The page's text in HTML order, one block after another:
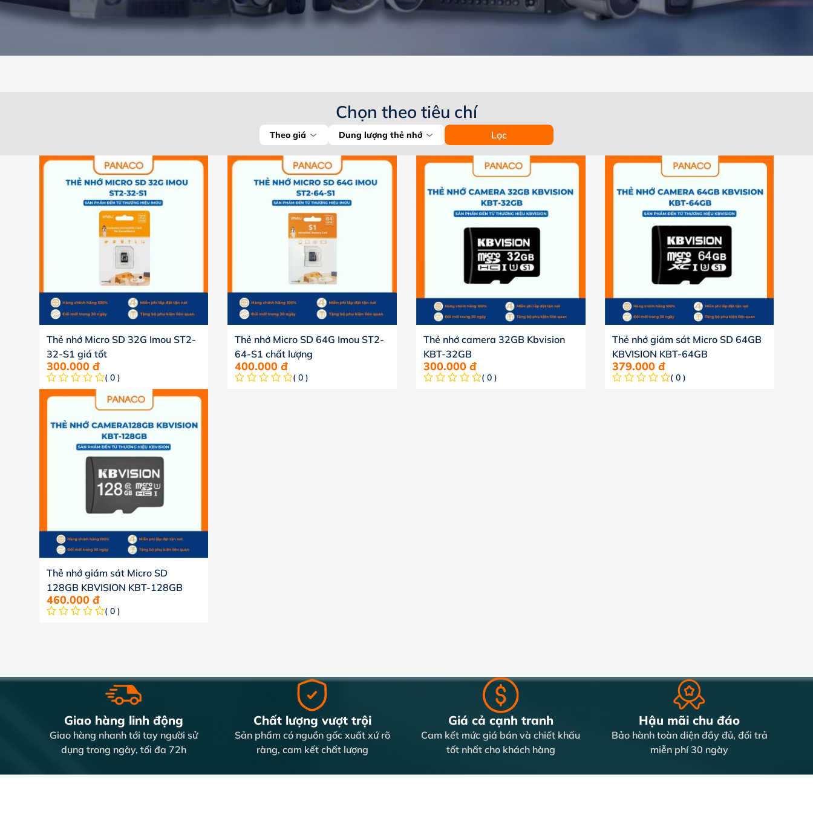
Chọn theo tiêu chí
Theo giá Dung lượng thẻ nhớ Lọc
Thẻ nhớ Micro SD 32G Imou ST2-
32-S1 giá tốt
300.000 đ
( 0 )
Thẻ nhớ Micro SD 64G Imou ST2-
64-S1 chất lượng
400.000đ
( 0 )
Thẻ nhớ camera 32GB Kbvision
KBT-32GB
300.000 đ
( 0 )
Thẻ nhớ giám sát Micro SD 64GB
KBVISION KBT-64GB
379.000 đ
( 0 )
Thẻ nhớ giám sát Micro SD
128GB KBVISION KBT-128GB
460.000 đ
( 0 )
Giao hàng linh động
Giao hàng nhanh tới tay người sử
dụng trong ngày, tối đa 72h
Chất lượng vượt trội
Sản phẩm có nguồn gốc xuất xứ rõ
ràng, cam kết chất lượng
Giá cả cạnh tranh
Cam kết mức giá bán và chiết khấu
tốt nhất cho khách hàng
Hậu mãi chu đáo
Bảo hành toàn diện đầy đủ, đổi trả
miễn phí 30 ngày